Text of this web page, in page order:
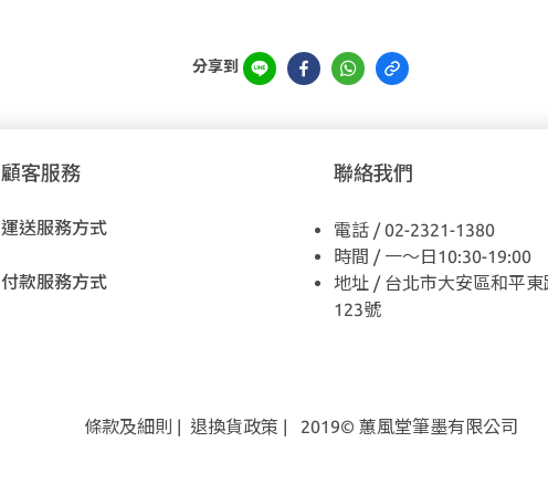
分享到
顧客服務
運送服務方式
付款服務方式
聯絡我們
電話 / 02-2321-1380
時間 / 一～日10:30-19:00
地址 / 台北市大安區和平東
123號
條款及細則 | 退換貨政策 | 2019© 蕙風堂筆墨有限公司